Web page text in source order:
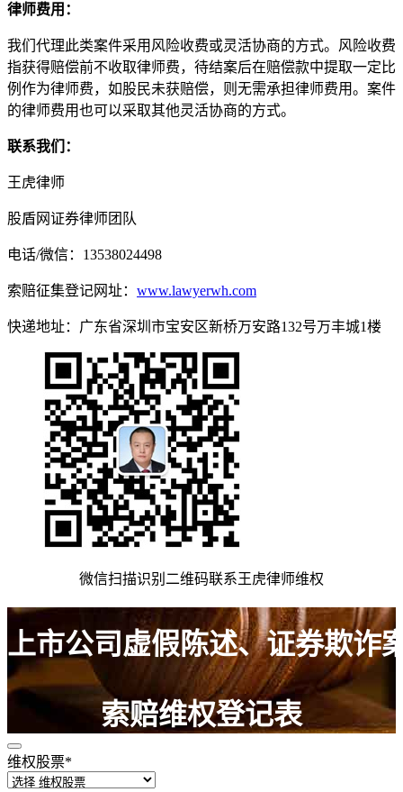
律师费用：
我们代理此类案件采用风险收费或灵活协商的方式。风险收费
指获得赔偿前不收取律师费，待结案后在赔偿款中提取一定比
例作为律师费，如股民未获赔偿，则无需承担律师费用。案件
的律师费用也可以采取其他灵活协商的方式。
联系我们：
王虎律师
股盾网证券律师团队
电话/微信：13538024498
索赔征集登记网址： www.lawyerwh.com
快递地址：广东省深圳市宝安区新桥万安路132号万丰城1楼
微信扫描识别二维码联系王虎律师维权
上市公司虚假陈述、证券欺诈
索赔维权登记表
请认真填写以下内容，以获得必要的法律帮助 ！
维权股票*